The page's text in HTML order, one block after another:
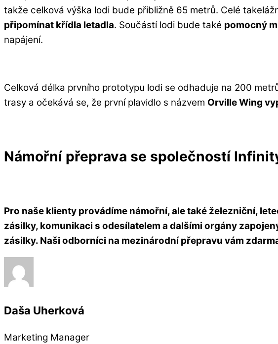
takže celková výška lodi bude přibližně 65 metrů. Celé
připomínat křídla letadla. Součástí lodi bude také pomocný
napájení.
Celková délka prvního prototypu lodi se odhaduje na 200
trasy a očekává se, že první plavidlo s názvem Orville Wing
Námořní přeprava se společností
Pro naše klienty provádíme námořní, ale také železniční,
zásilky, komunikaci s odesílatelem a dalšími orgány
zásilky. Naši odborníci na mezinárodní přepravu vám
Daša Uherková
Marketing Manager